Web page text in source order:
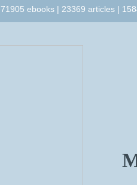
71905 ebooks | 23369 articles |